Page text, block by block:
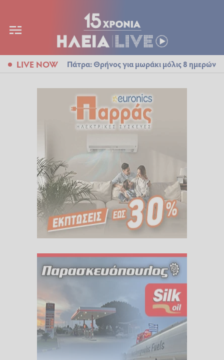
LIVE NOW Πάτρα: Θρήνος για μωράκι μόλις 8 ημερών